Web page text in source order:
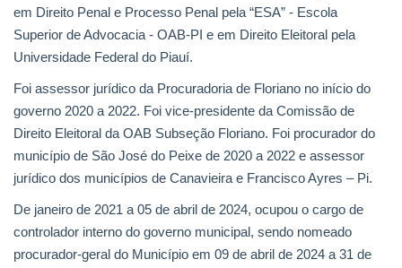
em Direito Penal e Processo Penal pela “ESA” - Escola
Superior de Advocacia - OAB-PI e em Direito Eleitoral pela
Universidade Federal do Piauí.
Foi assessor jurídico da Procuradoria de Floriano no início do
governo 2020 a 2022. Foi vice-presidente da Comissão de
Direito Eleitoral da OAB Subseção Floriano. Foi procurador do
município de São José do Peixe de 2020 a 2022 e assessor
jurídico dos municípios de Canavieira e Francisco Ayres – Pi.
De janeiro de 2021 a 05 de abril de 2024, ocupou o cargo de
controlador interno do governo municipal, sendo nomeado
procurador-geral do Município em 09 de abril de 2024 a 31 de